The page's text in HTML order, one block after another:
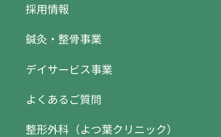
採用情報
鍼灸・整骨事業
デイサービス事業
よくあるご質問
整形外科（よつ葉クリニック）